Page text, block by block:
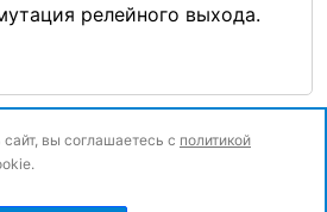
релейного выхода.
вы соглашаетесь с политикой